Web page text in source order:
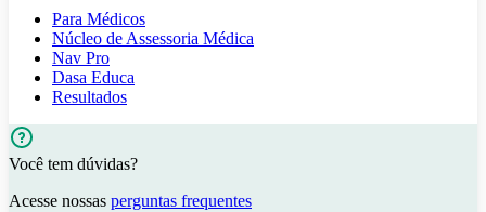
Para Médicos
Núcleo de Assessoria Médica
Nav Pro
Dasa Educa
Resultados
Você tem dúvidas?
Acesse nossas perguntas frequentes